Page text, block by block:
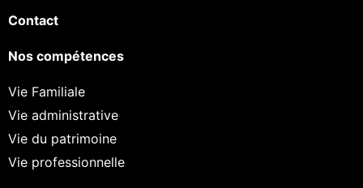
Contact
Nos compétences
Vie Familiale
Vie administrative
Vie du patrimoine
Vie professionnelle